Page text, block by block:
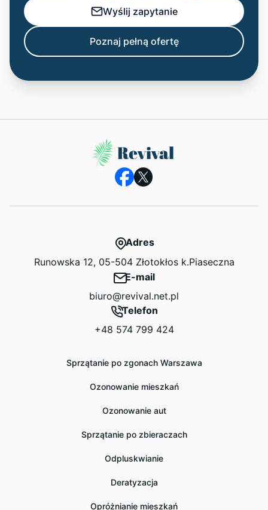
Wyślij zapytanie
Poznaj pełną ofertę
Adres
Runowska 12, 05-504 Złotokłos k.Piaseczna
E-mail
biuro@revival.net.pl
Telefon
+48 574 799 424
Sprzątanie po zgonach Warszawa
Ozonowanie mieszkań
Ozonowanie aut
Sprzątanie po zbieraczach
Odpluskwianie
Deratyzacja
Opróżnianie mieszkań